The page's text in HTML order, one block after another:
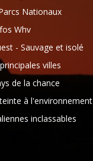
Nationaux
Whv
- Sauvage et isolé
villes
de la chance
à l'environnement
inclassables